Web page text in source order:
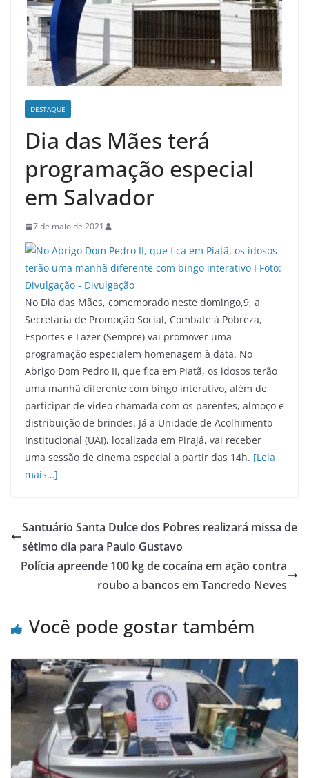
DESTAQUE
Dia das Mães terá
programação especial
em Salvador
7 de maio de 2021
No Dia das Mães, comemorado neste domingo,9, a
Secretaria de Promoção Social, Combate à Pobreza,
Esportes e Lazer (Sempre) vai promover uma
programação especialem homenagem à data. No
Abrigo Dom Pedro II, que fica em Piatã, os idosos terão
uma manhã diferente com bingo interativo, além de
participar de vídeo chamada com os parentes, almoço e
distribuição de brindes. Já a Unidade de Acolhimento
Institucional (UAI), localizada em Pirajá, vai receber
uma sessão de cinema especial a partir das 14h. [Leia
mais…]
Santuário Santa Dulce dos Pobres realizará missa de
sétimo dia para Paulo Gustavo
Polícia apreende 100 kg de cocaína em ação contra
roubo a bancos em Tancredo Neves
Você pode gostar também